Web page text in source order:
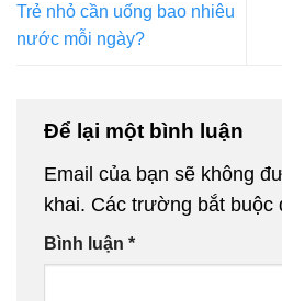
Trẻ nhỏ cần uống bao nhiêu
nước mỗi ngày?
Để lại một bình luận
Email của bạn sẽ không
khai. Các trường bắt buộc
Bình luận *